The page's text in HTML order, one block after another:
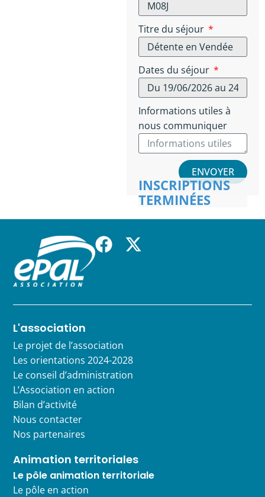
Titre du séjour
Dates du séjour
Informations utiles à
nous communiquer
ENVOYER
INSCRIPTIONS
TERMINÉES
L'association
Le projet de l’association
Les orientations 2024-2028
Le conseil d’administration
L’Association en action
Bilan d’activité
Nous contacter
Nos partenaires
Animation territoriales
Le pôle animation territoriale
Le pôle en action